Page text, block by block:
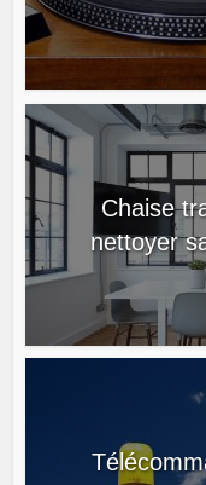
Chaise
nettoyer